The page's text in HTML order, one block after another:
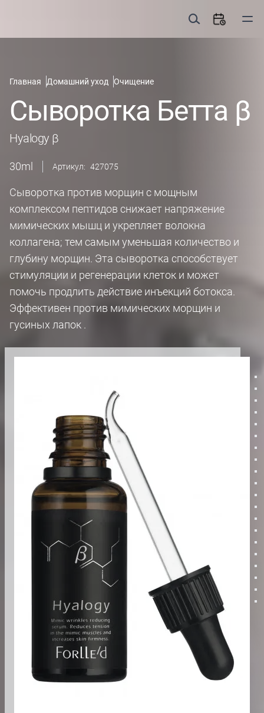
Главная Домашний уход Очищение
Сыворотка Бетта β
Hyalogy β
30ml Артикул: 427075
Сыворотка против морщин с мощным
комплексом пептидов снижает напряжение
мимических мышц и укрепляет волокна
коллагена; тем самым уменьшая количество и
глубину морщин. Эта сыворотка способствует
стимуляции и регенерации клеток и может
помочь продлить действие инъекций ботокса.
Эффективен против мимических морщин и
гусиных лапок .